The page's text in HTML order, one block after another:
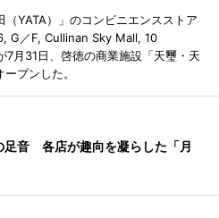
YATA）」のコンビニエンスストア
G／F, Cullinan Sky Mall, 10
月31日、啓徳の商業施設「天璽・天
プンした。
足音 各店が趣向を凝らした「月